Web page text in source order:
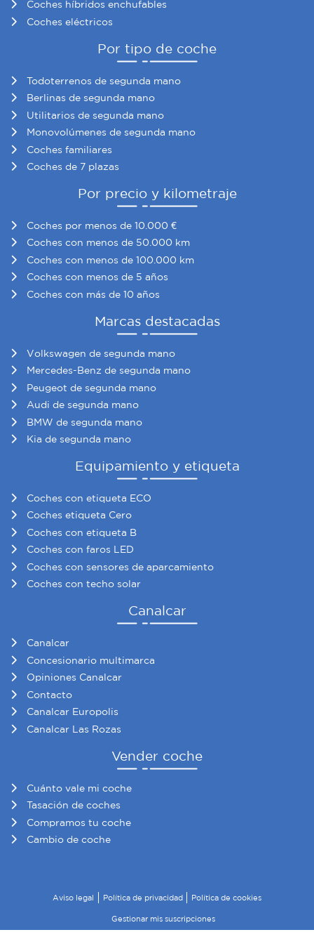
Coches híbridos enchufables
Coches eléctricos
Por tipo de coche
Todoterrenos de segunda mano
Berlinas de segunda mano
Utilitarios de segunda mano
Monovolúmenes de segunda mano
Coches familiares
Coches de 7 plazas
Por precio y kilometraje
Coches por menos de 10.000 €
Coches con menos de 50.000 km
Coches con menos de 100.000 km
Coches con menos de 5 años
Coches con más de 10 años
Marcas destacadas
Volkswagen de segunda mano
Mercedes-Benz de segunda mano
Peugeot de segunda mano
Audi de segunda mano
BMW de segunda mano
Kia de segunda mano
Equipamiento y etiqueta
Coches con etiqueta ECO
Coches etiqueta Cero
Coches con etiqueta B
Coches con faros LED
Coches con sensores de aparcamiento
Coches con techo solar
Canalcar
Canalcar
Concesionario multimarca
Opiniones Canalcar
Contacto
Canalcar Europolis
Canalcar Las Rozas
Vender coche
Cuánto vale mi coche
Tasación de coches
Compramos tu coche
Cambio de coche
Aviso legal Política de privacidad Política de cookies
Gestionar mis suscripciones